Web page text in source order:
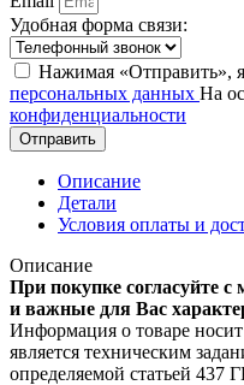
Удобная форма связи:
Нажимая «Отправить»,
персональных данных На
конфиденциальности
Отправить
Описание
Детали
Условия оплаты и
Описание
При покупке согласуйте
и важные для Вас
Информация о товаре
является техническим
определяемой статьей 437